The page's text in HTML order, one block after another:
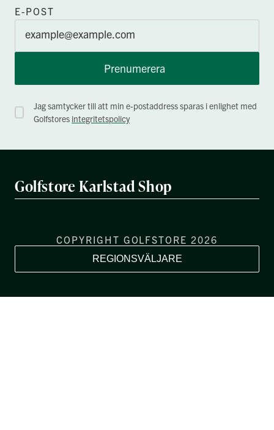
E-POST
Prenumerera
Jag samtycker till att min e-postaddress sparas i enlighet med
Golfstores integritetspolicy
Golfstore Karlstad Shop
COPYRIGHT GOLFSTORE 2026
REGIONSVÄLJARE